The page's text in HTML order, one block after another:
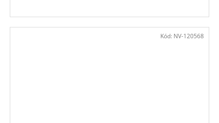
Kód: NV-120568